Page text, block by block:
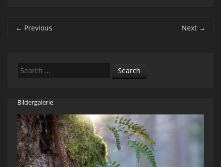
Post navigation
← Previous Next →
Search
Bildergalerie